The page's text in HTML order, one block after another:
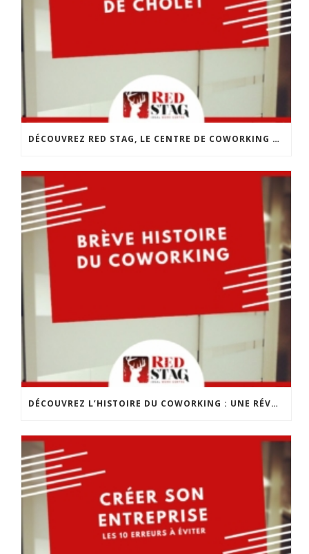
DÉCOUVREZ RED STAG, LE CENTRE DE COWORKING DE CHOLET
DÉCOUVREZ L’HISTOIRE DU COWORKING : UNE RÉVOLUTION DANS LE MONDE DU TRAVAIL